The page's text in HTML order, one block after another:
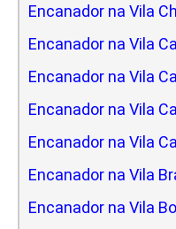
Encanador na Vila
Encanador na Vila
Encanador na Vila
Encanador na Vila
Encanador na Vila
Encanador na Vila
Encanador na Vila